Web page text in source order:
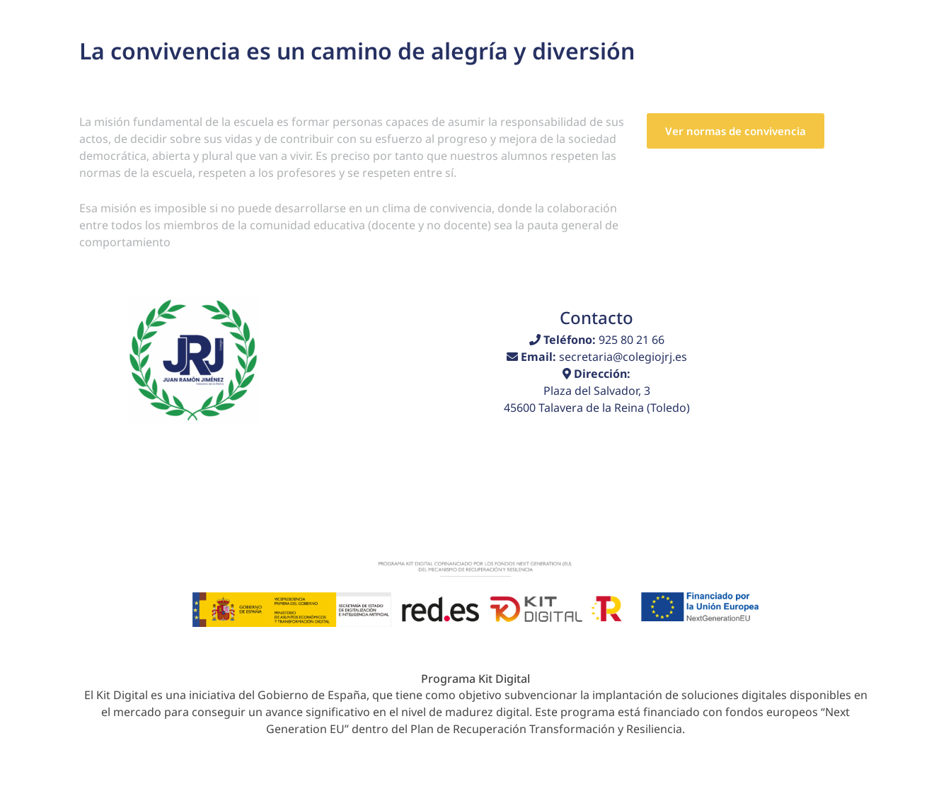
La convivencia es un camino de alegría y diversión
La misión fundamental de la escuela es formar personas capaces de asumir la responsabilidad de sus
actos, de decidir sobre sus vidas y de contribuir con su esfuerzo al progreso y mejora de la sociedad
democrática, abierta y plural que van a vivir. Es preciso por tanto que nuestros alumnos respeten las
normas de la escuela, respeten a los profesores y se respeten entre sí.
Esa misión es imposible si no puede desarrollarse en un clima de convivencia, donde la colaboración
entre todos los miembros de la comunidad educativa (docente y no docente) sea la pauta general de
comportamiento
Ver normas de convivencia
Contacto
Teléfono: 925 80 21 66
Email: secretaria@colegiojrj.es
Dirección:
Plaza del Salvador, 3
45600 Talavera de la Reina (Toledo)
Programa Kit Digital
El Kit Digital es una iniciativa del Gobierno de España, que tiene como objetivo subvencionar la implantación de soluciones digitales disponibles en
el mercado para conseguir un avance significativo en el nivel de madurez digital. Este programa está financiado con fondos europeos “Next
Generation EU” dentro del Plan de Recuperación Transformación y Resiliencia.